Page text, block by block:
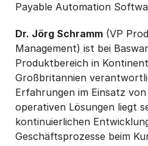
Payable Automation
Dr. Jörg Schramm (VP
Management) ist bei
Produktbereich in
Großbritannien
Erfahrungen im Einsatz
operativen Lösungen liegt
kontinuierlichen
Geschäftsprozesse beim